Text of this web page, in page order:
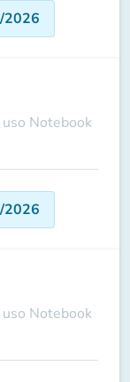
Notebook
Notebook